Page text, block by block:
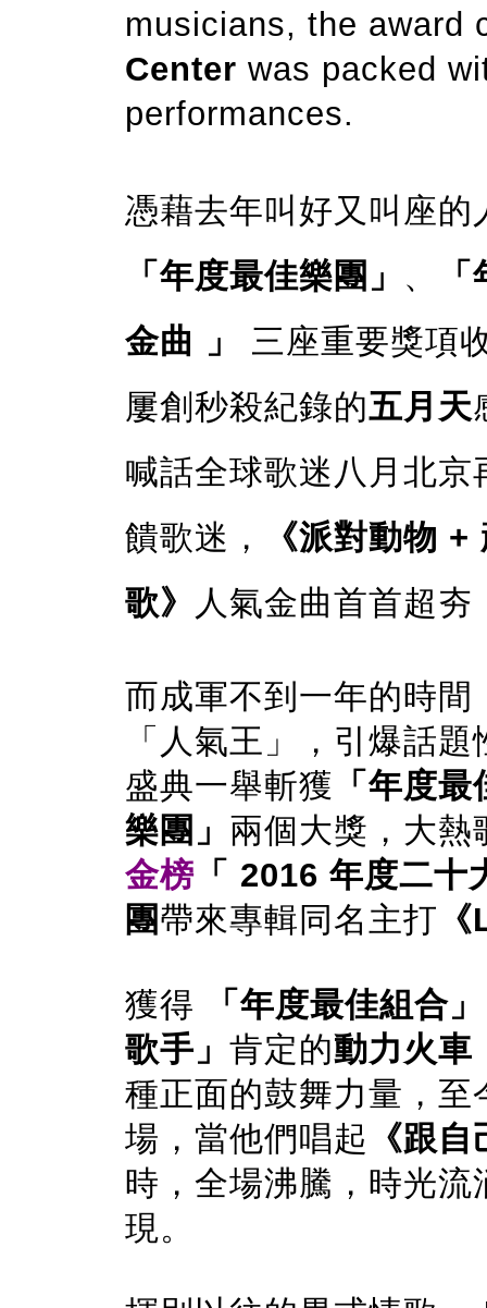
musicians, the award
Center was packed
performances.
憑藉去年叫好又叫座的
「年度最佳樂團」 、
金曲 」
三座重要獎項
屢創秒殺紀錄的五月天
喊話全球歌迷八月北
饋歌迷，
《派對動物
歌》
人氣金曲首首超
而成軍不到一年的時間
「人氣王」，引爆話
盛典一舉斬獲 「年度
樂團」 兩個大獎，大熱
金榜 「 2016 年度二十
團帶來專輯同名主打
獲得 「年度最佳組合」
歌手」 肯定的動力火車
種正面的鼓舞力量，
場，當他們唱起 《跟
時，全場沸騰，時光
現。